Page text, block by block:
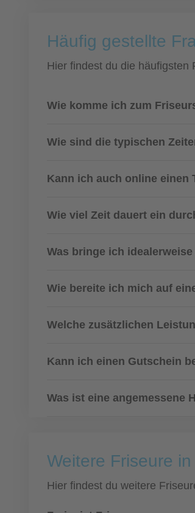
Häufig gestellte
Hier findest du die häufigsten
Wie komme ich zum
Wie sind die typischen
Kann ich auch online einen
Wie viel Zeit dauert ein
Was bringe ich
Wie bereite ich mich auf
Welche zusätzlichen
Kann ich einen Gutschein
Was ist eine angemessene
Weitere Friseure
Hier findest du weitere